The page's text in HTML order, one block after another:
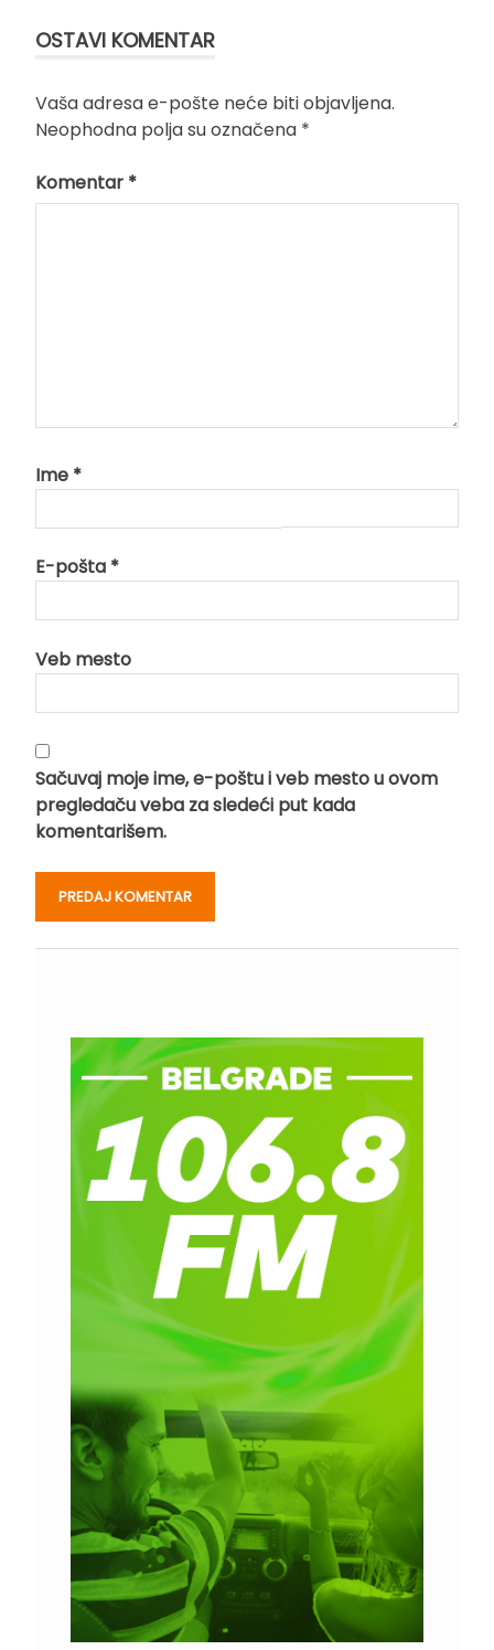
OSTAVI KOMENTAR
Vaša adresa e-pošte neće biti objavljena.
Neophodna polja su označena *
Komentar *
Ime *
E-pošta *
Veb mesto
Sačuvaj moje ime, e-poštu i veb mesto u ovom
pregledaču veba za sledeći put kada
komentarišem.